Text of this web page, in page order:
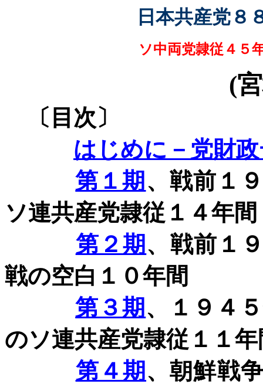
日本共産党８
ソ中両党隷従４５
(
〔目次〕
はじめに－党財
第１期 、戦前１
ソ連共産党隷従１４年間
第２期 、戦前１
戦の空白１０年間
第３期 、１９４
のソ連共産党隷従１１年
第４期 、朝鮮戦